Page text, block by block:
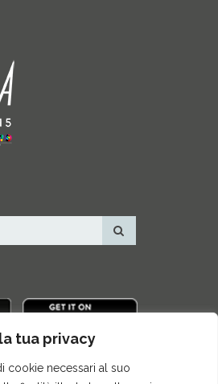
tua privacy
cookie necessari al suo
|Mappa del sito |Credits